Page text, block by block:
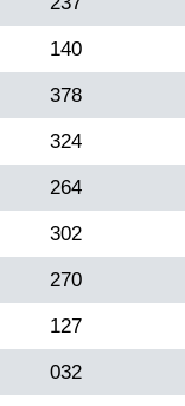
140
378
324
264
302
270
127
032